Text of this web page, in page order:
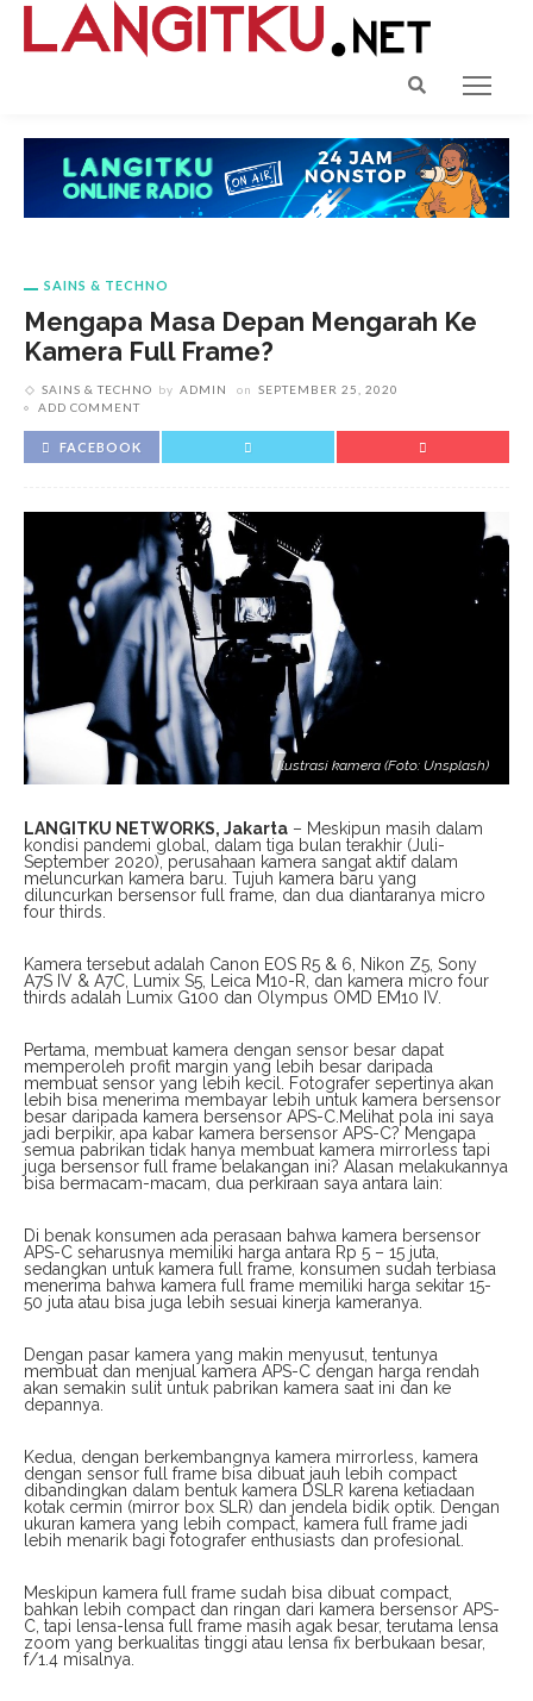
SAINS & TECHNO
Mengapa Masa Depan Mengarah Ke
Kamera Full Frame?
SAINS & TECHNO by ADMIN on SEPTEMBER 25, 2020
ADD COMMENT
FACEBOOK
Ilustrasi kamera (Foto: Unsplash)
LANGITKU NETWORKS, Jakarta – Meskipun masih dalam
kondisi pandemi global, dalam tiga bulan terakhir (Juli-
September 2020), perusahaan kamera sangat aktif dalam
meluncurkan kamera baru. Tujuh kamera baru yang
diluncurkan bersensor full frame, dan dua diantaranya micro
four thirds.
Kamera tersebut adalah Canon EOS R5 & 6, Nikon Z5, Sony
A7S IV & A7C, Lumix S5, Leica M10-R, dan kamera micro four
thirds adalah Lumix G100 dan Olympus OMD EM10 IV.
Pertama, membuat kamera dengan sensor besar dapat
memperoleh profit margin yang lebih besar daripada
membuat sensor yang lebih kecil. Fotografer sepertinya akan
lebih bisa menerima membayar lebih untuk kamera bersensor
besar daripada kamera bersensor APS-C.Melihat pola ini saya
jadi berpikir, apa kabar kamera bersensor APS-C? Mengapa
semua pabrikan tidak hanya membuat kamera mirrorless tapi
juga bersensor full frame belakangan ini? Alasan melakukannya
bisa bermacam-macam, dua perkiraan saya antara lain:
Di benak konsumen ada perasaan bahwa kamera bersensor
APS-C seharusnya memiliki harga antara Rp 5 – 15 juta,
sedangkan untuk kamera full frame, konsumen sudah terbiasa
menerima bahwa kamera full frame memiliki harga sekitar 15-
50 juta atau bisa juga lebih sesuai kinerja kameranya.
Dengan pasar kamera yang makin menyusut, tentunya
membuat dan menjual kamera APS-C dengan harga rendah
akan semakin sulit untuk pabrikan kamera saat ini dan ke
depannya.
Kedua, dengan berkembangnya kamera mirrorless, kamera
dengan sensor full frame bisa dibuat jauh lebih compact
dibandingkan dalam bentuk kamera DSLR karena ketiadaan
kotak cermin (mirror box SLR) dan jendela bidik optik. Dengan
ukuran kamera yang lebih compact, kamera full frame jadi
lebih menarik bagi fotografer enthusiasts dan profesional.
Meskipun kamera full frame sudah bisa dibuat compact,
bahkan lebih compact dan ringan dari kamera bersensor APS-
C, tapi lensa-lensa full frame masih agak besar, terutama lensa
zoom yang berkualitas tinggi atau lensa fix berbukaan besar,
f/1.4 misalnya.